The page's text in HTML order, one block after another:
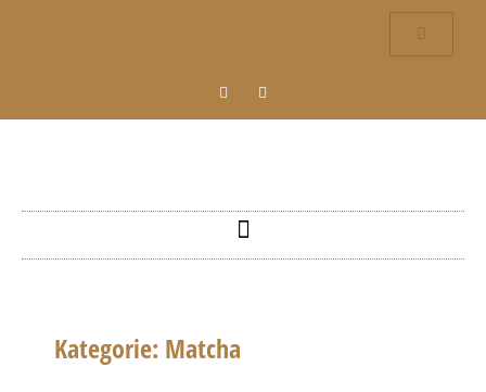
Kategorie: Matcha